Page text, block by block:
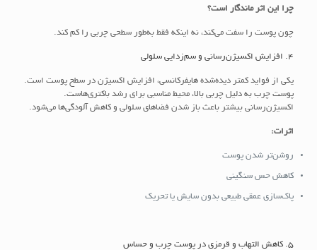
چرا این اثر ماندگار است؟
چون پوست را سفت می‌کند، نه اینکه فقط به‌طور سطحی چربی را کم کند.
4. افزایش اکسیژن‌رسانی و سم‌زدایی سلولی
یکی از فواید کمتر دیده‌شده هایفرکانسی، افزایش اکسیژن در سطح پوست است.
پوست چرب به دلیل چربی بالا، محیط مناسبی برای رشد باکتری‌هاست.
اکسیژن‌رسانی بیشتر باعث باز شدن فضاهای سلولی و کاهش آلودگی‌ها می‌شود.
اثرات:
روشن‌تر شدن پوست
کاهش حس سنگینی
پاک‌سازی عمقی طبیعی بدون سایش یا تحریک
5. کاهش التهاب و قرمزی در پوست چرب و حساس